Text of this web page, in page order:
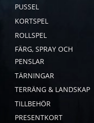
PUSSEL
KORTSPEL
ROLLSPEL
FÄRG, SPRAY OCH
PENSLAR
TÄRNINGAR
TERRÄNG & LANDSKAP
TILLBEHÖR
PRESENTKORT